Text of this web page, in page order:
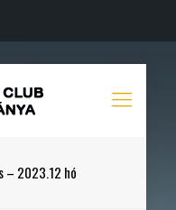
– 2023.12 hó